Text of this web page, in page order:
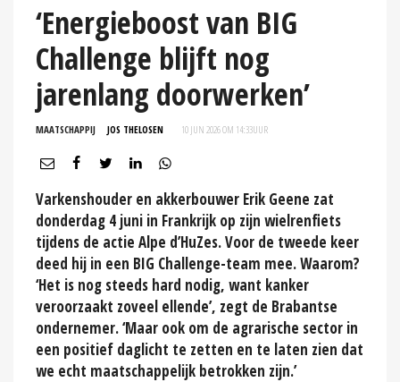
‘Energieboost van BIG
Challenge blijft nog
jarenlang doorwerken’
MAATSCHAPPIJ JOS THELOSEN 10 JUN 2026 OM 14:33UUR
Varkenshouder en akkerbouwer Erik Geene zat
donderdag 4 juni in Frankrijk op zijn wielrenfiets
tijdens de actie Alpe d’HuZes. Voor de tweede keer
deed hij in een BIG Challenge-team mee. Waarom?
‘Het is nog steeds hard nodig, want kanker
veroorzaakt zoveel ellende’, zegt de Brabantse
ondernemer. ‘Maar ook om de agrarische sector in
een positief daglicht te zetten en te laten zien dat
we echt maatschappelijk betrokken zijn.’